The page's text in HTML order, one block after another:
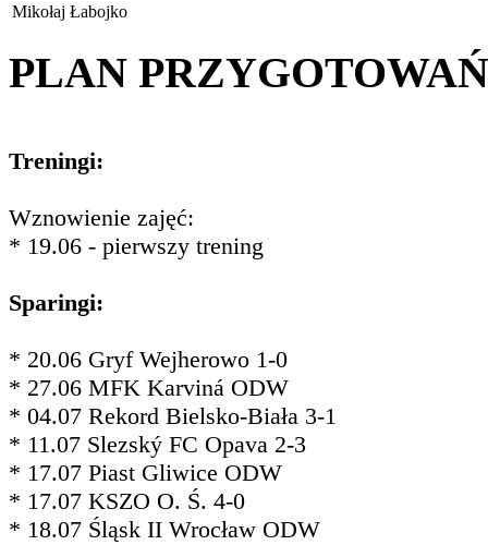
Mikołaj Łabojko
PLAN PRZYGOTOWAŃ
Treningi:
Wznowienie zajęć:
* 19.06 - pierwszy trening
Sparingi:
* 20.06 Gryf Wejherowo 1-0
* 27.06 MFK Karviná ODW
* 04.07 Rekord Bielsko-Biała 3-1
* 11.07 Slezský FC Opava 2-3
* 17.07 Piast Gliwice ODW
* 17.07 KSZO O. Ś. 4-0
* 18.07 Śląsk II Wrocław ODW